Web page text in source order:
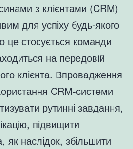
з клієнтами (CRM)
для успіху будь-якого
це стосується команди
на передовій
клієнта. Впровадження
CRM-системи
рутинні завдання,
підвищити
як наслідок, збільшити